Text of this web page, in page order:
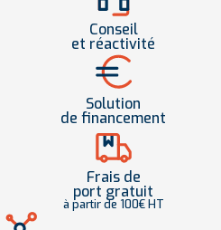
Conseil
et réactivité
Solution
de financement
Frais de
port gratuit
à partir de 100€ HT